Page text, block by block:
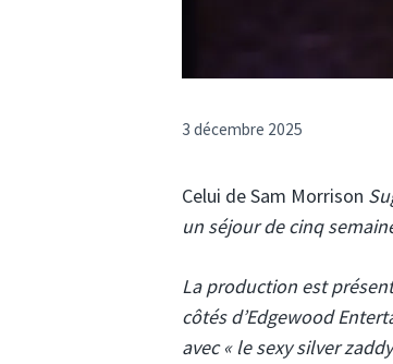
3 décembre 2025
Celui de Sam Morrison
un séjour de cinq
La production est
côtés d’Edgewood
avec « le sexy silver